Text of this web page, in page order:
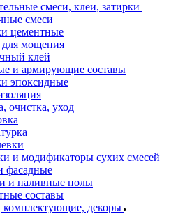
смеси, клеи, затирки
смеси
цементные
мощения
клей
и армирующие составы
эпоксидные
очистка, уход
и модификаторы сухих смесей
фасадные
и наливные полы
составы
комплектующие, декоры